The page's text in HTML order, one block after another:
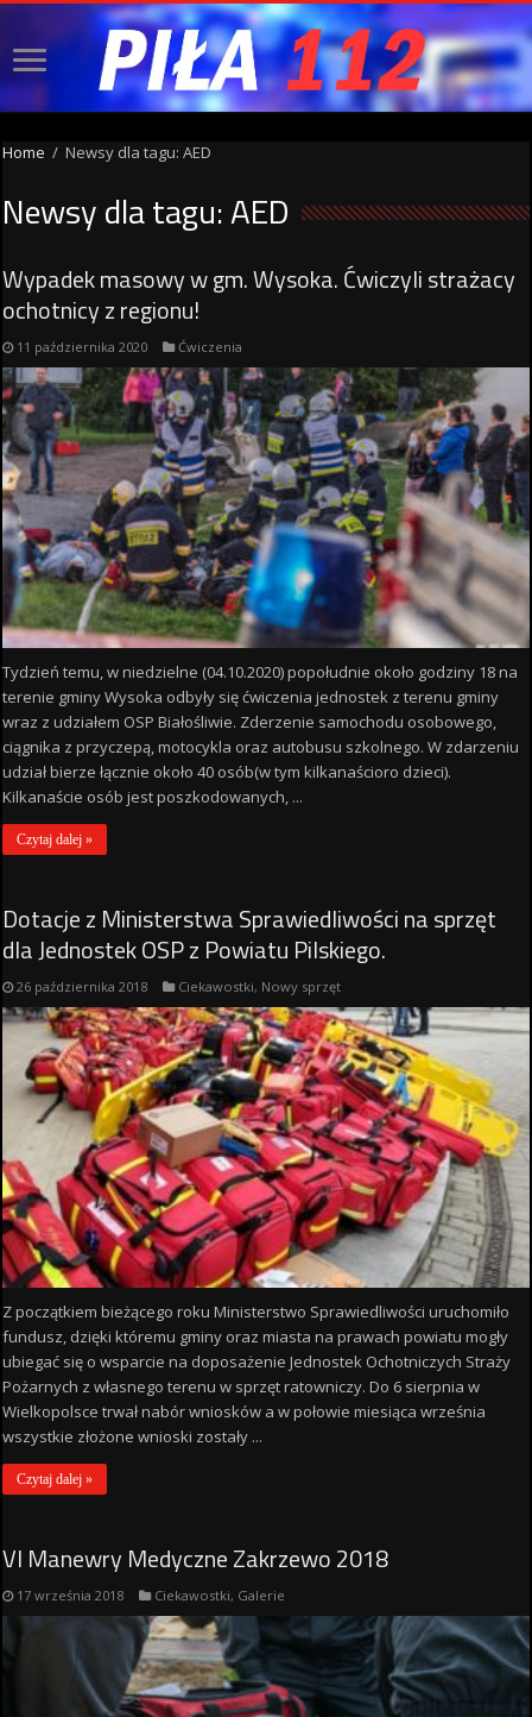
Home / Newsy dla tagu: AED
Newsy dla tagu:AED
Wypadek masowy w gm. Wysoka. Ćwiczyli strażacy
ochotnicy z regionu!
11 października 2020 Ćwiczenia
Tydzień temu, w niedzielne (04.10.2020) popołudnie około godziny 18 na
terenie gminy Wysoka odbyły się ćwiczenia jednostek z terenu gminy
wraz z udziałem OSP Białośliwie. Zderzenie samochodu osobowego,
ciągnika z przyczepą, motocykla oraz autobusu szkolnego. W zdarzeniu
udział bierze łącznie około 40 osób(w tym kilkanaścioro dzieci).
Kilkanaście osób jest poszkodowanych, ...
Czytaj dalej »
Dotacje z Ministerstwa Sprawiedliwości na sprzęt
dla Jednostek OSP z Powiatu Pilskiego.
26 października 2018 Ciekawostki, Nowy sprzęt
Z początkiem bieżącego roku Ministerstwo Sprawiedliwości uruchomiło
fundusz, dzięki któremu gminy oraz miasta na prawach powiatu mogły
ubiegać się o wsparcie na doposażenie Jednostek Ochotniczych Straży
Pożarnych z własnego terenu w sprzęt ratowniczy. Do 6 sierpnia w
Wielkopolsce trwał nabór wniosków a w połowie miesiąca września
wszystkie złożone wnioski zostały ...
Czytaj dalej »
VI Manewry Medyczne Zakrzewo 2018
17 września 2018 Ciekawostki, Galerie